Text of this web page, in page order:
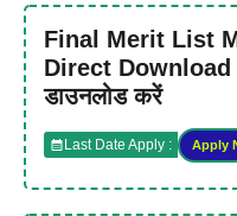
Final Merit List
Direct
डाउनलोड करें
Last Date Apply : Apply